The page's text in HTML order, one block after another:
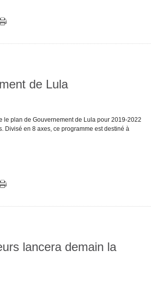
de Lula
le plan de Gouvernement de Lula pour 2019-2022
Divisé en 8 axes, ce programme est destiné à
lancera demain la